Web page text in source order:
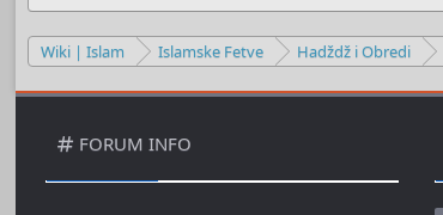
Wiki | Islam Islamske Fetve Hadždž i Obredi
FORUM INFO